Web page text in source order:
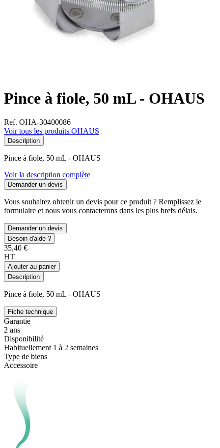
Pince à fiole, 50 mL - OHAUS
Ref. OHA-30400086
Voir tous les produits OHAUS
Description
Pince à fiole, 50 mL - OHAUS
Voir la description complète
Demander un devis
Vous souhaitez obtenir un devis pour ce produit ? Remplissez le
formulaire et nous vous contacterons dans les plus brefs délais.
Demander un devis
Besoin d'aide ?
35,40 €
HT
Ajouter au panier
Description
Pince à fiole, 50 mL - OHAUS
Fiche technique
Garantie
2 ans
Disponibilité
Habituellement 1 à 2 semaines
Type de biens
Accessoire